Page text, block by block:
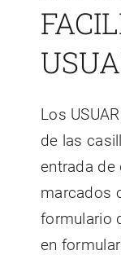
Los
de las
entrada
marcados
formulario
en